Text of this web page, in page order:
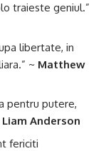
traieste geniul.”
libertate, in
~ Matthew
pentru putere,
Liam Anderson
fericiti